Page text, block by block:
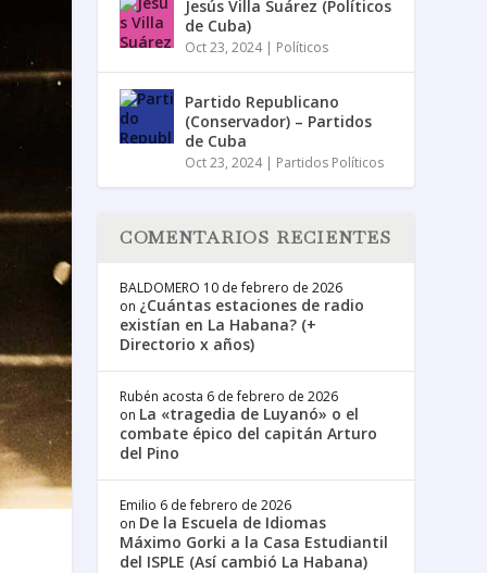
Jesús Villa Suárez (Políticos
de Cuba)
Oct 23, 2024| Políticos
Partido Republicano
(Conservador) – Partidos
de Cuba
Oct 23, 2024| Partidos Políticos
COMENTARIOS RECIENTES
BALDOMERO 10 de febrero de 2026
on ¿Cuántas estaciones de radio
existían en La Habana? (+
Directorio x años)
Rubén acosta 6 de febrero de 2026
on La «tragedia de Luyanó» o el
combate épico del capitán Arturo
del Pino
Emilio 6 de febrero de 2026
on De la Escuela de Idiomas
Máximo Gorki a la Casa Estudiantil
del ISPLE (Así cambió La Habana)